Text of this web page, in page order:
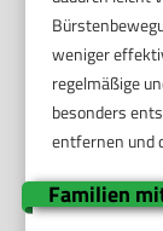
weniger
regelmäßige
besonders
entfernen und
Familien